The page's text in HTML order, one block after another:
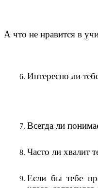
А что не нравится в
Интересно ли
Всегда ли
Часто ли хвалит
Если бы тебе